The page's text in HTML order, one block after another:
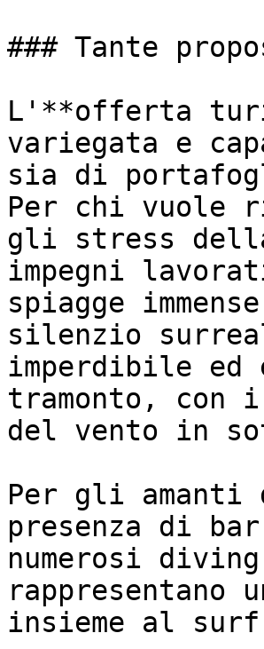
### Tante
L'**offerta
variegata e
sia di
Per chi vuole
gli stress
impegni
spiagge
silenzio
imperdibile ed
tramonto,
del vento in
Per gli
presenza di
numerosi
insieme al